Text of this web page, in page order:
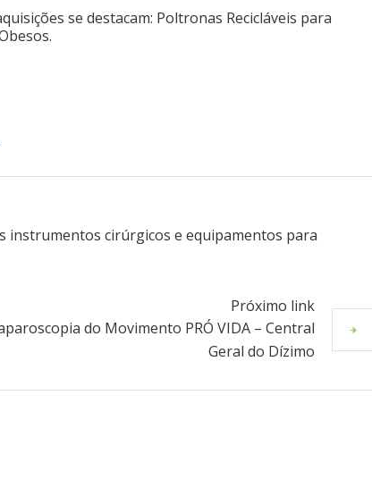
se destacam: Poltronas Recicláveis para
instrumentos cirúrgicos e equipamentos para
Próximo link
do Movimento PRÓ VIDA – Central
Geral do Dízimo